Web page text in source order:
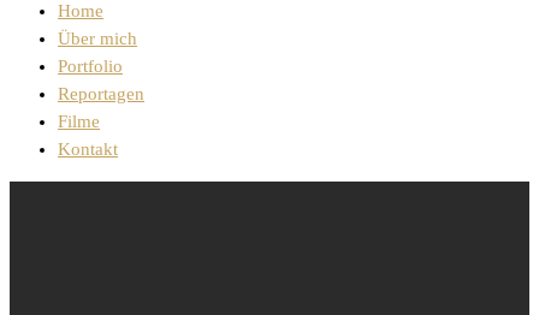
Home
Über mich
Portfolio
Reportagen
Filme
Kontakt